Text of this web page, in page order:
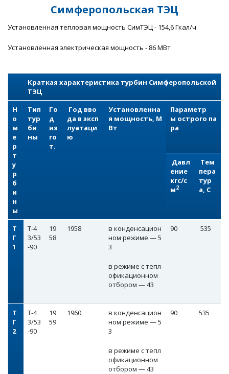
Симферопольская ТЭЦ
Установленная тепловая мощность СимТЭЦ - 154,6 Гкал/ч
Установленная электрическая мощность - 86 МВт
Краткая характеристика турбин Симферопольской
ТЭЦ
Н
о
м
е
р
т
у
р
б
и
н
ы
Тип
тур
би
ны
Го
д
из
го
т.
Год вво
да в эксп
луатаци
ю
Установленна
я мощность, М
Вт
Параметр
ы острого па
ра
Давл
ение
кгс/с
м2
Тем
пера
тур
а, С
Т
Г
1
Т-4
3/53
-90
19
58
1958
в конденсацион
ном режиме — 5
3
в режиме с тепл
офикационном
отбором — 43
90 535
Т
Г
2
Т-4
3/53
-90
19
59
1960
в конденсацион
ном режиме — 5
3
в режиме с тепл
офикационном
отбором — 43
90 535